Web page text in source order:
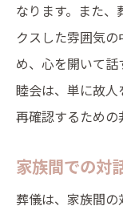
なります。また
クスした雰囲気
め、心を開いて
睦会は、単に故
再確認するための
家族間での対
葬儀は、家族間